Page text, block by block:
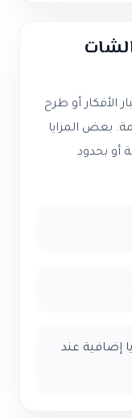
الأفكار أو طرح
بعض المزايا
أو بحدود
إضافية عند